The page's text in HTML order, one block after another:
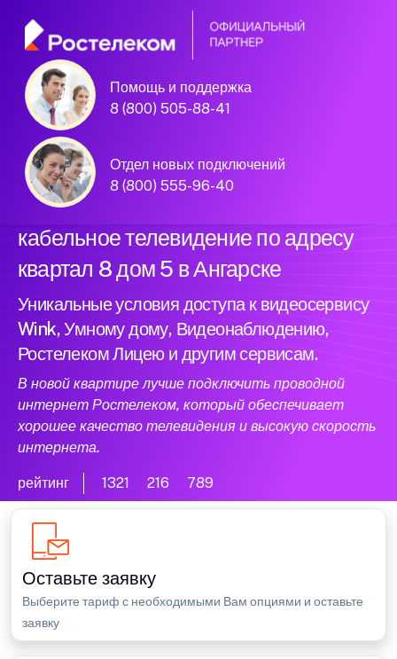
Помощь и поддержка
8 (800) 505-88-41
Отдел новых подключений
8 (800) 555-96-40
Официальный
партнер Ростелеком
Подключили новый интернет и
кабельное телевидение по адресу
квартал 8 дом 5 в Ангарске
Уникальные условия доступа к видеосервису
Wink, Умному дому, Видеонаблюдению,
Ростелеком Лицею и другим сервисам.
В новой квартире лучше подключить проводной
интернет Ростелеком, который обеспечивает
хорошее качество телевидения и высокую скорость
интернета.
рейтинг 1321 216 789
Оставьте заявку
Выберите тариф с необходимыми Вам опциями и оставьте
заявку